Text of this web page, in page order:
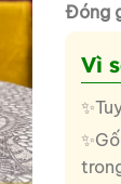
Đóng
Vì